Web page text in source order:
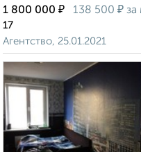
1 800 000 ₽ 138 500 ₽ за
17
Агентство, 25.01.2021